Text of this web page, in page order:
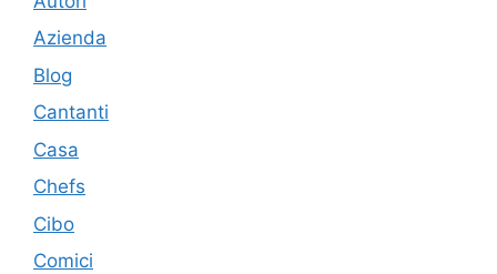
Azienda
Blog
Cantanti
Casa
Chefs
Cibo
Comici